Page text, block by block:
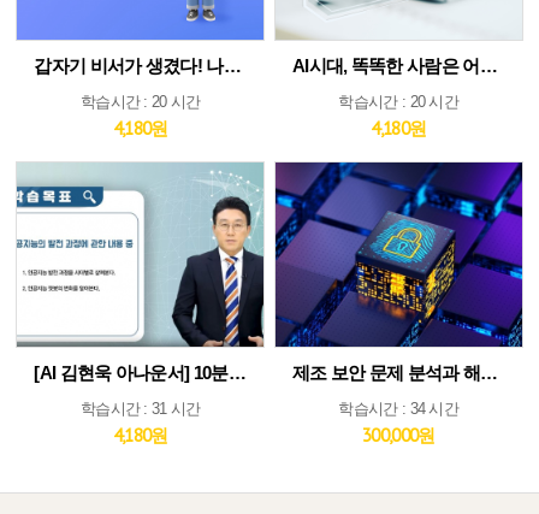
갑자기 비서가 생겼다! 나만의 AI인턴 활용법
학습시간 : 20 시간
4,180원
AI시대, 똑똑한 사람은 어떻게 생각하고 질문하는가
학습시간 : 20 시간
4,180원
[AI 김현욱 아나운서] 10분이면 따라하는 직장인 ChatGPT 바이블
학습시간 : 31 시간
4,180원
제조 보안 문제 분석과 해법 : IEC 62443 분석 및 구축 전략 집중 분석
학습시간 : 34 시간
300,000원